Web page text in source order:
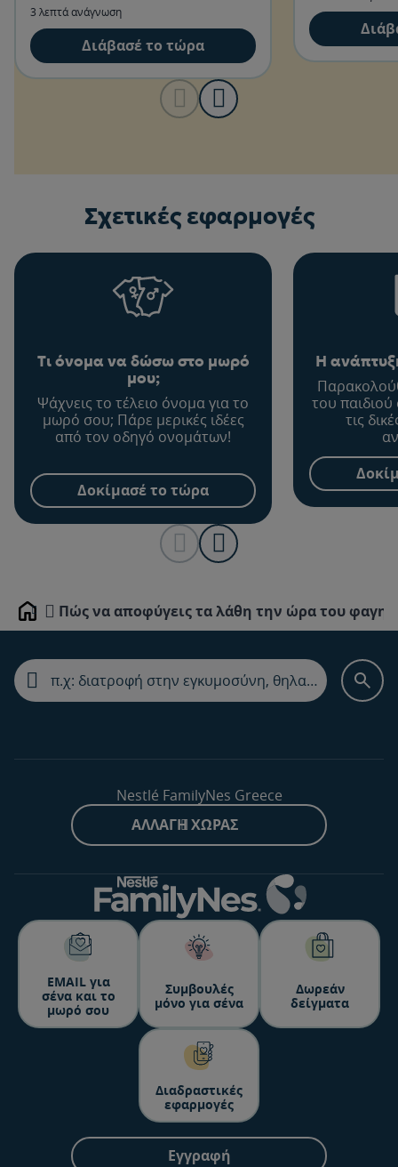
αυτό.
3 λεπτά ανάγνωση
Διάβασέ το τώρα
Σχετικές εφαρμογές
Τι όνομα να δώσω στο μωρό
μου;
Ψάχνεις το τέλειο όνομα για το
μωρό σου; Πάρε μερικές ιδέες
από τον οδηγό ονομάτων!
Δοκίμασέ το τώρα
Η
του
τις
Home Πώς να αποφύγεις τα λάθη την ώρα του
Nestlé FamilyNes Greece
ΑΛΛΑΓΉ ΧΏΡΑΣ
ΕΜΑΙL για
σένα και το
μωρό σου
Συμβουλές
μόνο για σένα
Δωρεάν
δείγματα
Διαδραστικές
εφαρμογές
Εγγραφή